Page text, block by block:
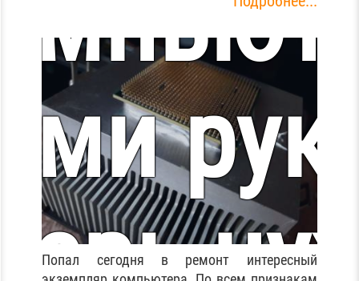
E1-731G
Попал сегодня в ремонт интересный